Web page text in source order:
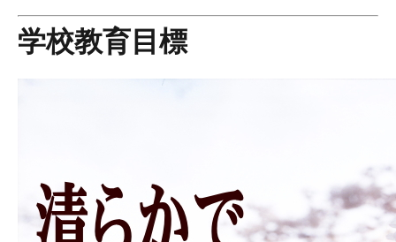
学校教育目標